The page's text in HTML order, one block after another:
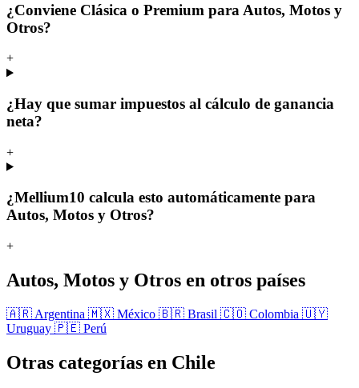
¿Conviene Clásica o Premium para Autos, Motos y
Otros?
+
¿Hay que sumar impuestos al cálculo de ganancia
neta?
+
¿Mellium10 calcula esto automáticamente para
Autos, Motos y Otros?
+
Autos, Motos y Otros en otros países
🇦🇷 Argentina 🇲🇽 México 🇧🇷 Brasil 🇨🇴 Colombia 🇺🇾
Uruguay 🇵🇪 Perú
Otras categorías en Chile